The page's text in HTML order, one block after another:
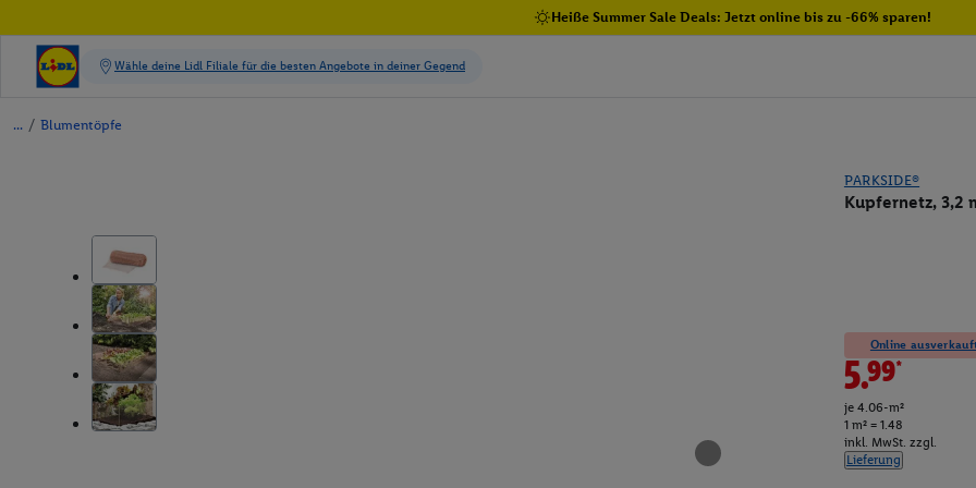
Heiße Summer Sale Deals: Jetzt online bis zu -66% sparen!
/ Blumentöpfe
PARKSIDE®
Kupfernetz, 3,2
Online
5.99*
je 4.06-m²
1 m² = 1.48
inkl. MwSt. zzgl.
Lieferung